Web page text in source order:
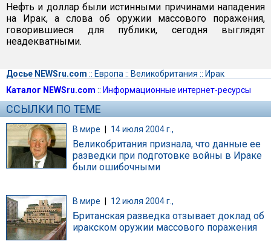
Нефть и доллар были истинными причинами нападения
на Ирак, а слова об оружии массового поражения,
говорившиеся для публики, сегодня выглядят
неадекватными.
Досье NEWSru.com :: Европа :: Великобритания :: Ирак
Каталог NEWSru.com :: Информационные интернет-ресурсы
ССЫЛКИ ПО ТЕМЕ
В мире | 14 июля 2004 г.,
Великобритания признала, что данные ее
разведки при подготовке войны в Ираке
были ошибочными
В мире 12 июля 2004 г.,
Британская разведка отзывает доклад об
иракском оружии массового поражения